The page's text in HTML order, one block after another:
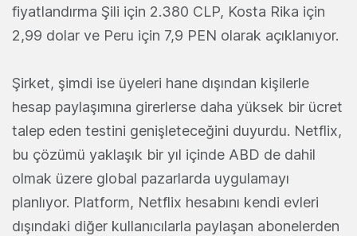
fiyatlandırma Şili için 2.380 CLP, Kosta Rika için
2,99 dolar ve Peru için 7,9 PEN olarak açıklanıyor.
Şirket, şimdi ise üyeleri hane dışından kişilerle
hesap paylaşımına girerlerse daha yüksek bir ücret
talep eden testini genişleteceğini duyurdu. Netflix,
bu çözümü yaklaşık bir yıl içinde ABD de dahil
olmak üzere global pazarlarda uygulamayı
planlıyor. Platform, Netflix hesabını kendi evleri
dışındaki diğer kullanıcılarla paylaşan abonelerden